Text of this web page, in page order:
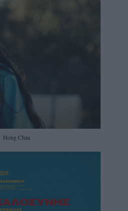
Hong Chau